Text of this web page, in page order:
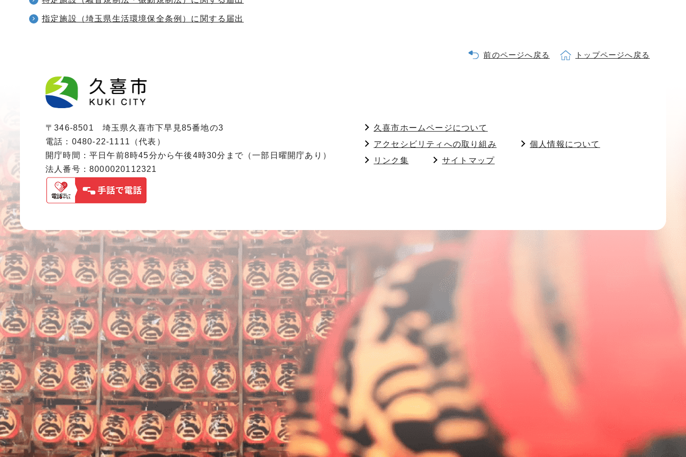
指定施設（埼玉県生活環境保全条例）に関する届出
前のページへ戻る トップページへ戻る
〒346-8501 埼玉県久喜市下早見85番地の3
電話：0480-22-1111（代表）
開庁時間：平日午前8時45分から午後4時30分まで（一部日曜開庁あり）
法人番号：8000020112321
久喜市ホームページについて
アクセシビリティへの取り組み
個人情報について
リンク集
サイトマップ